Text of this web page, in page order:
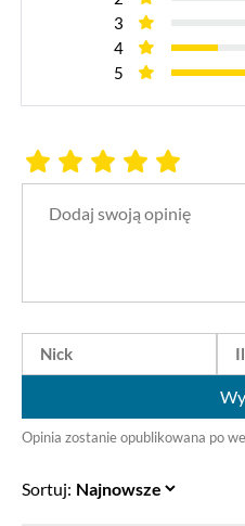
3
4
5
Opinia zostanie opublikowana po
Sortuj: